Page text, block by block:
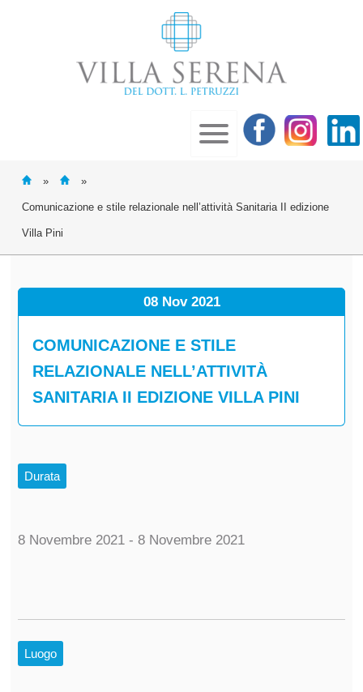
» »
Comunicazione e stile relazionale nell’attività Sanitaria II edizione
Villa Pini
08 Nov 2021
COMUNICAZIONE E STILE
RELAZIONALE NELL’ATTIVITÀ
SANITARIA II EDIZIONE VILLA PINI
Durata
8 Novembre 2021 - 8 Novembre 2021
Luogo